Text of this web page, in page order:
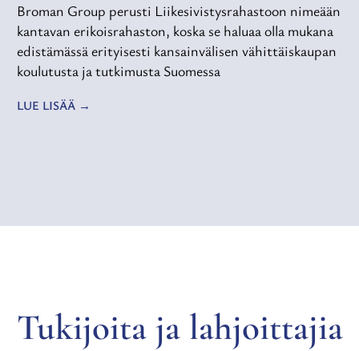
Broman Group perusti Liikesivistysrahastoon nimeään
kantavan erikoisrahaston, koska se haluaa olla mukana
edistämässä erityisesti kansainvälisen vähittäiskaupan
koulutusta ja tutkimusta Suomessa
LUE LISÄÄ
Tukijoita ja lahjoittajia